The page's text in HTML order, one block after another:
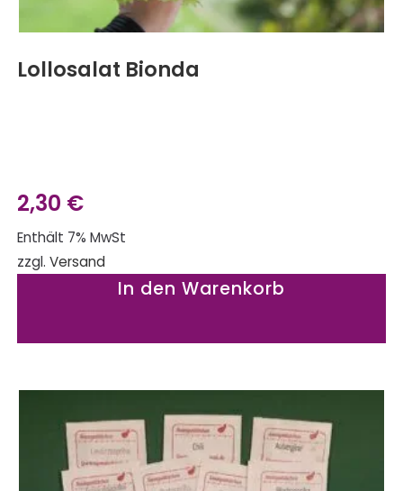
Lollosalat Bionda
2,30 €
Enthält 7% MwSt
zzgl. Versand
In den Warenkorb